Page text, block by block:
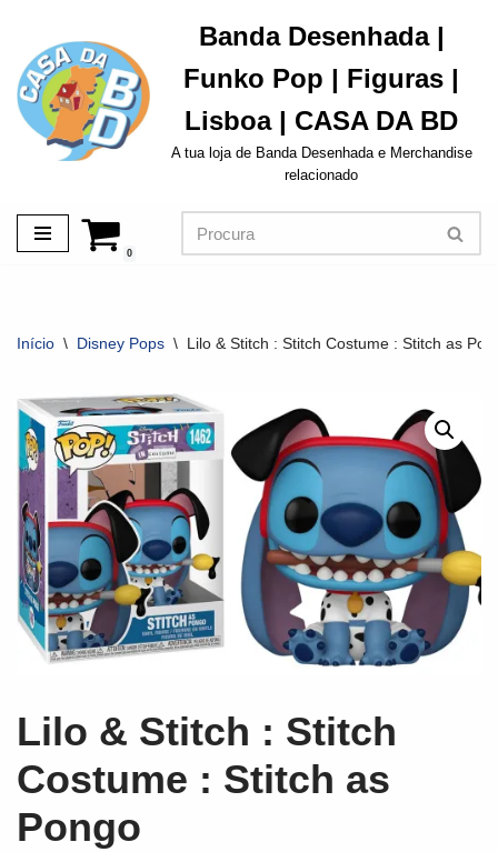
Avançar
para
o
conteúdo
Banda Desenhada |
Funko Pop | Figuras |
Lisboa | CASA DA BD
A tua loja de Banda Desenhada e Merchandise
relacionado
0
Início \ Disney Pops \ Lilo & Stitch : Stitch Costume : Stitch as
Lilo & Stitch : Stitch
Costume : Stitch as
Pongo